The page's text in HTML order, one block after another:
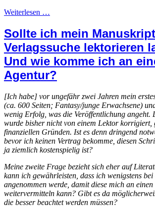
Weiterlesen …
Sollte ich mein
Verlagssuche lektorieren
Und wie komme ich an
Agentur?
[Ich habe] vor ungefähr zwei Jahren mein
(ca. 600 Seiten; Fantasy/junge Erwachsene)
wenig Erfolg, was die Veröffentlichung angeht.
wurde bisher nicht von einem Lektor korrigiert,
finanziellen Gründen. Ist es denn dringend
bevor ich keinen Vertrag bekomme, diesen
ja ziemlich kostenspielig ist?
Meine zweite Frage bezieht sich eher auf
kann ich gewährleisten, dass ich wenigstens
angenommen werde, damit diese mich an einen
weitervermitteln kann? Gibt es da
die besser beachtet werden müssen?